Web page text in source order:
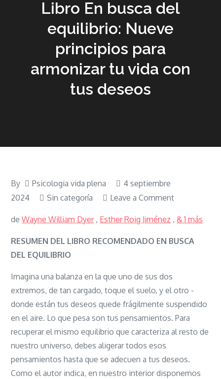
Libro En busca del
equilibrio: Nueve
principios para
armonizar tu vida con
tus deseos
By Psicologia vida plena
4 septiembre
2024
Sin categoría Leave a Commenton
En
busca
principios
para
armonizar
tu
con
tus
deWayne William Dyer, Esther Roig Jiménez ,& 1 más
RESUMEN DEL LIBRO RECOMENDADO EN BUSCA
DEL EQUILIBRIO
Imagina una balanza en la que uno de sus dos
extremos, de tan cargado, toque el suelo, y el otro ­
donde están tus deseos­ quede frágilmente suspendido
en el aire. Lo que pesa son tus pensamientos. Para
recuperar el mismo equilibrio que caracteriza al resto de
nuestro universo, debes aligerar todos esos
pensamientos hasta que se adecuen a tus deseos.
Como el autor indica, en nuestro interior disponemos